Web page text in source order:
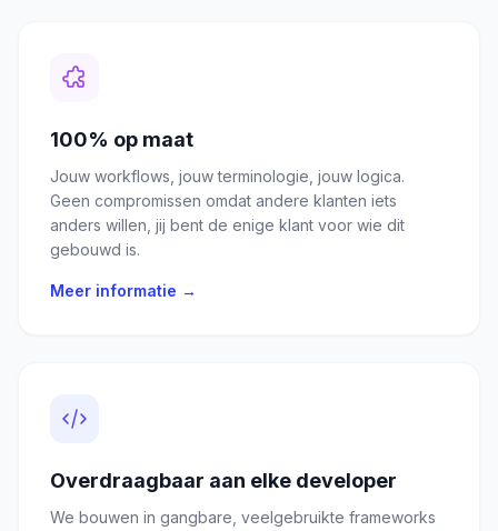
100% op maat
Jouw workflows, jouw terminologie, jouw logica.
Geen compromissen omdat andere klanten iets
anders willen, jij bent de enige klant voor wie dit
gebouwd is.
Meer informatie →
Overdraagbaar aan elke developer
We bouwen in gangbare, veelgebruikte frameworks